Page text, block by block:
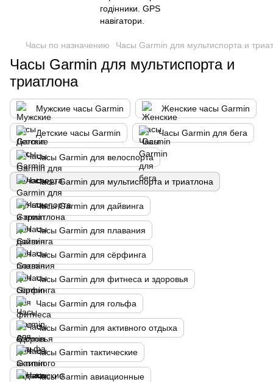
Часы по назначению Часы Garmin для мультиспорта и
Часы Garmin для мультиспорта и
триатлона
Мужские часы Garmin Женские часы Garmin
Детские часы Garmin Часы Garmin для бега
Часы Garmin для велоспорта
Часы Garmin для мультиспорта и триатлона
Часы Garmin для дайвинга
Часы Garmin для плавания
Часы Garmin для сёрфинга
Часы Garmin для фитнеса и здоровья
Часы Garmin для гольфа
Часы Garmin для активного отдыха
Часы Garmin тактические
Часы Garmin авиационные